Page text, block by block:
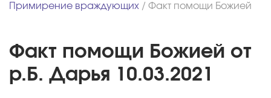
Примирение враждующих / Факт помощи Божией
Факт помощи Божией от
р.Б. Дарья 10.03.2021